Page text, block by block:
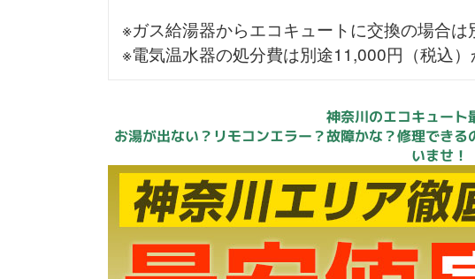
※ガス給湯器からエコキュートに交換の場合は
※電気温水器の処分費は別途11,000円（税込）
神奈川のエコキュート
お湯が出ない？リモコンエラー？故障かな？修理でき
いませ！